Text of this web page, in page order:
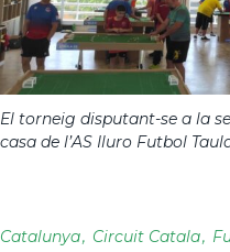
El torneig disputant-se a la
casa de l’AS Iluro Futbol
Catalunya Circuit Catala